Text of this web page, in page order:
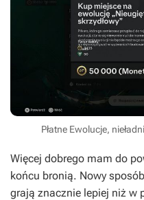
Płatne Ewolucje,
Więcej dobrego mam do
końcu bronią. Nowy
grają znacznie lepiej niż w